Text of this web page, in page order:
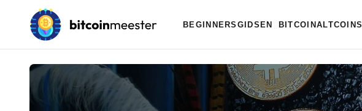
BEGINNERSGIDSEN BITCOIN ALTCOINS